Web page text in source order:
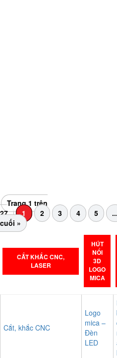
Trang 1 trên
27
1 2 3 4 5 ...
cuối »
CẮT KHẮC CNC,
LASER
HÚT
NỔI
3D
LOGO
MICA
Cắt, khắc CNC
Logo
mica –
Đèn
LED